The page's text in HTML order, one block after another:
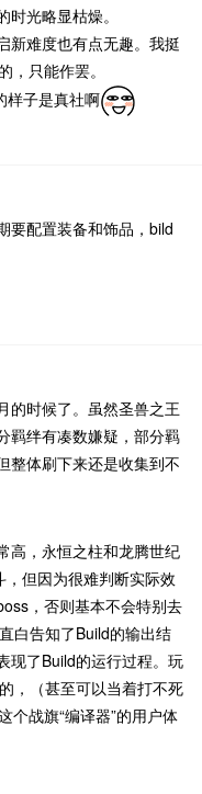
光略显枯燥。
新难度也有点无趣。我挺
，只能作罢。
样子是真社啊
要配置装备和饰品，bild
的时候了。虽然圣兽之王
羁绊有凑数嫌疑，部分羁
整体刷下来还是收集到不
高，永恒之柱和龙腾世纪
，但因为很难判断实际效
，否则基本不会特别去
白告知了Build的输出结
现了Build的运行过程。玩
，（甚至可以当着打不死
个战旗“编译器”的用户体